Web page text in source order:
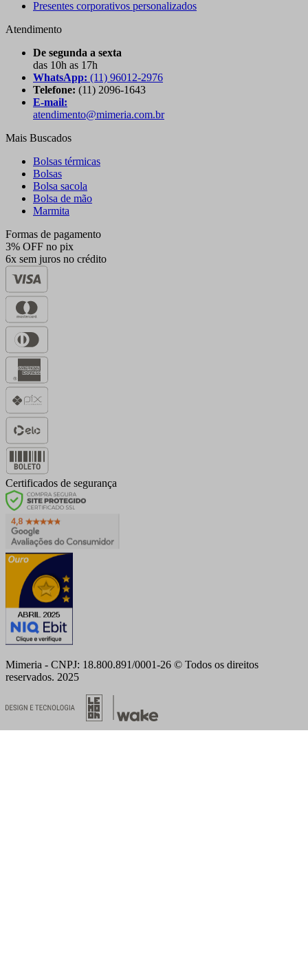
Presentes corporativos personalizados
Atendimento
De segunda a sexta
das 10h as 17h
WhatsApp: (11) 96012-2976
Telefone: (11) 2096-1643
E-mail:
atendimento@mimeria.com.br
Mais Buscados
Bolsas térmicas
Bolsas
Bolsa sacola
Bolsa de mão
Marmita
Formas de pagamento
3% OFF no pix
6x sem juros no crédito
Certificados de segurança
Mimeria - CNPJ: 18.800.891/0001-26 © Todos os direitos
reservados. 2025